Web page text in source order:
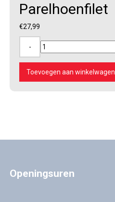
Parelhoenfilet
€27,99
Parelhoenfilet
aantal
-
Toevoegen aan winkelwagen
Openingsuren